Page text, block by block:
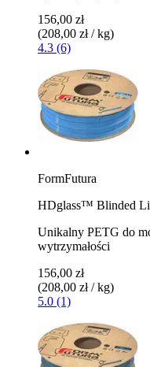
156,00 zł
(208,00 zł / kg)
4.3 (6)
FormFutura
HDglass™ Blinded
Unikalny PETG do
wytrzymałości
156,00 zł
(208,00 zł / kg)
5.0 (1)